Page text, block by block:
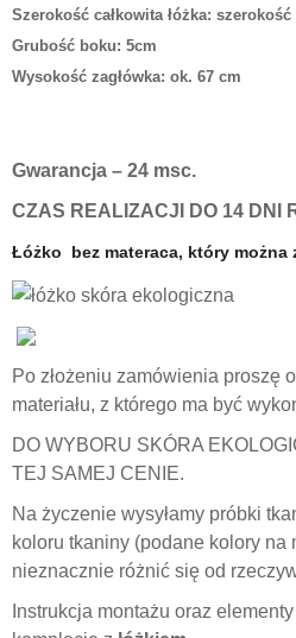
Szerokość całkowita łóżka:
Grubość boku: 5cm
Wysokość zagłówka: ok. 67 cm
Gwarancja – 24 msc.
CZAS REALIZACJI DO 14 DNI
Łóżko bez materaca, który można
Po złożeniu zamówienia proszę
materiału, z którego ma być
DO WYBORU SKÓRA
TEJ SAMEJ CENIE.
Na życzenie wysyłamy próbki
koloru tkaniny (podane kolory na
nieznacznie różnić się od
Instrukcja montażu oraz